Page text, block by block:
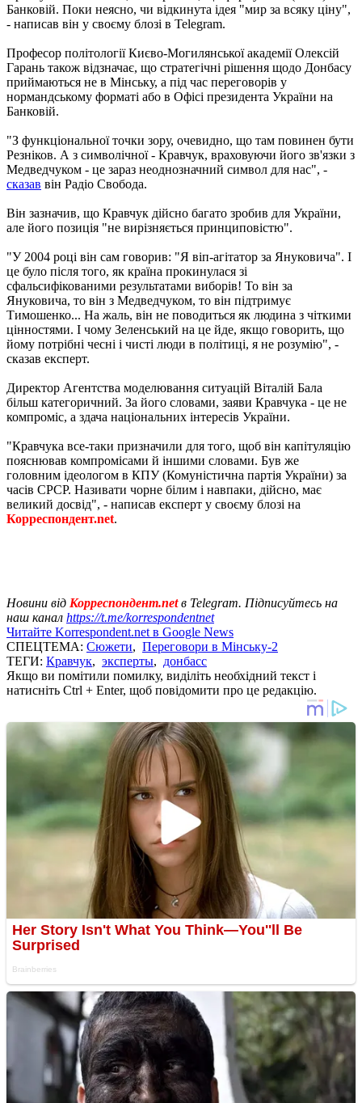
Банковій. Поки неясно, чи відкинута ідея "мир за всяку ціну",
- написав він у своєму блозі в Telegram.
Професор політології Києво-Могилянської академії Олексій
Гарань також відзначає, що стратегічні рішення щодо Донбасу
приймаються не в Мінську, а під час переговорів у
нормандському форматі або в Офісі президента України на
Банковій.
"З функціональної точки зору, очевидно, що там повинен бути
Резніков. А з символічної - Кравчук, враховуючи його зв'язки з
Медведчуком - це зараз неоднозначний символ для нас", -
сказав він Радіо Свобода.
Він зазначив, що Кравчук дійсно багато зробив для України,
але його позиція "не вирізняється принциповістю".
"У 2004 році він сам говорив: "Я віп-агітатор за Януковича". І
це було після того, як країна прокинулася зі
сфальсифікованими результатами виборів! То він за
Януковича, то він з Медведчуком, то він підтримує
Тимошенко... На жаль, він не поводиться як людина з чіткими
цінностями. І чому Зеленський на це йде, якщо говорить, що
йому потрібні чесні і чисті люди в політиці, я не розумію", -
сказав експерт.
Директор Агентства моделювання ситуацій Віталій Бала
більш категоричний. За його словами, заяви Кравчука - це не
компроміс, а здача національних інтересів України.
"Кравчука все-таки призначили для того, щоб він капітуляцію
пояснював компромісами й іншими словами. Був же
головним ідеологом в КПУ (Комуністична партія України) за
часів СРСР. Називати чорне білим і навпаки, дійсно, має
великий досвід", - написав експерт у своєму блозі на
Корреспондент.net.
Новини від Корреспондент.netв Telegram. Підписуйтесь на
наш канал https://t.me/korrespondentnet
Читайте Korrespondent.net в Google News
СПЕЦТЕМА: Сюжети, Переговори в Мінську-2
ТЕГИ: Кравчук, эксперты, донбасс
Якщо ви помітили помилку, виділіть необхідний текст і
натисніть Ctrl + Enter, щоб повідомити про це редакцію.